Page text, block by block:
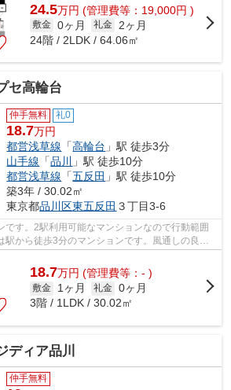
24.5万円 (管理費等：19,000円 )
敷金 0ヶ月 礼金
2ヶ月
24階 / 2LDK / 64.06㎡
セ高輪台
仲手無料 礼0
18.7万円
都営浅草線 「高輪台 」駅 徒歩3分
山手線 「品川
」駅 徒歩10分
都営浅草線 「五反田 」駅 徒歩10分
築3年 / 30.02㎡
東京都品川区東五反田 ３丁目3-6
です。2駅利用可能なマンションなので行動範囲
駅から徒歩3分のマンションです。風通しの良い
好条件です。...
18.7万円 (管理費等：- )
敷金 1ヶ月 礼金 0ヶ月
3階 / 1LDK / 30.02㎡
ディア品川
仲手無料